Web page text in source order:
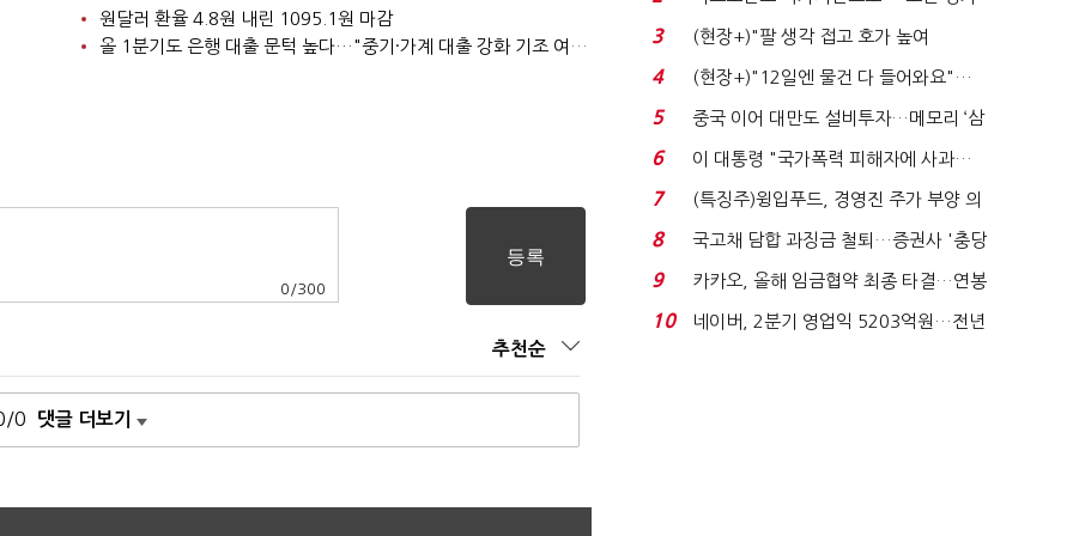
원달러 환율 4.8원 내린 1095.1원 마감
올 1분기도 은행 대출 문턱 높다…"중기·가계 대출 강화 기조 여전"
0 /300
추천순
0 댓글 더보기
처분' 기준은 ...
3
(현장+)"팔 생각 접고 호가 높여
요"…'덜 똘똘한 한 채' 20...
4
(현장+)"12일엔 물건 다 들어와요"…
빈 매대 채우며 문 연 ...
5
중국 이어 대만도 설비투자…메모리 ‘삼
국전쟁’
6
이 대통령 "국가폭력 피해자에 사과…
적극적 조사로 진...
7
(특징주)윙입푸드, 경영진 주가 부양 의
지에 상한가...
8
국고채 담합 과징금 철퇴…증권사 '충당
금 폭탄' 우려...
9
카카오, 올해 임금협약 최종 타결…연봉
6.3% 인상·격려...
10
네이버, 2분기 영업익 5203억원…전년